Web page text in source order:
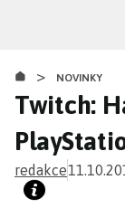
obsahu
> NOVINKY
Twitch:
redakce